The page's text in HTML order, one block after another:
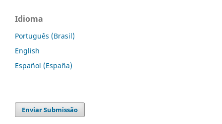
Idioma
Português (Brasil)
English
Español (España)
Enviar Submissão